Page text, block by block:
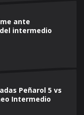
ante
intermedio
Peñarol 5 vs
Intermedio